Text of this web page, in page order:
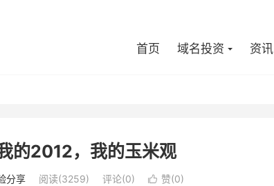
首页 域名投资 资讯
的2012，我的玉米观
分享 阅读(3259) 评论(0)  赞(0)